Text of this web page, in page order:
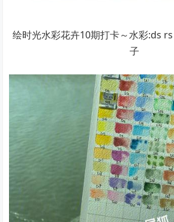
绘时光水彩花卉10期打卡～水彩:ds
子